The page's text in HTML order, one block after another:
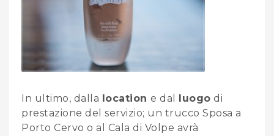
In ultimo, dalla location e dal luogo di
prestazione del servizio; un trucco Sposa a
Porto Cervo o al Cala di Volpe avrà